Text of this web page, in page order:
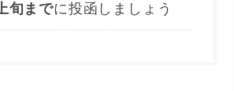
旬までに投函しましょう